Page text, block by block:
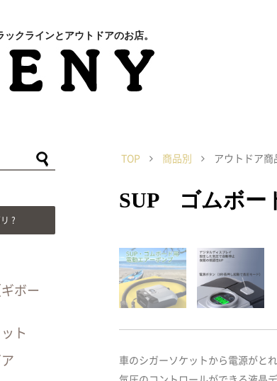
クラインとアウトドアのお店。
TOP 商品別 アウトドア商
SUP ゴムボー
車のシガーソケットから電源がと
?
ボー
ト